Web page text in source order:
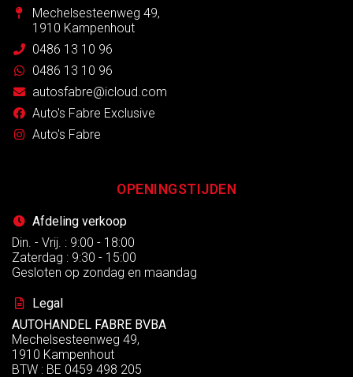
Mechelsesteenweg 49,
1910 Kampenhout
0486 13 10 96
0486 13 10 96
autosfabre@icloud.com
Auto's Fabre Exclusive
Auto's Fabre
OPENINGSTIJDEN
Afdeling verkoop
Din. - Vrij. : 9:00 - 18:00
Zaterdag : 9:30 - 15:00
Gesloten op zondag en maandag
Legal
AUTOHANDEL FABRE BVBA
Mechelsesteenweg 49,
1910 Kampenhout
BTW : BE 0459 498 205